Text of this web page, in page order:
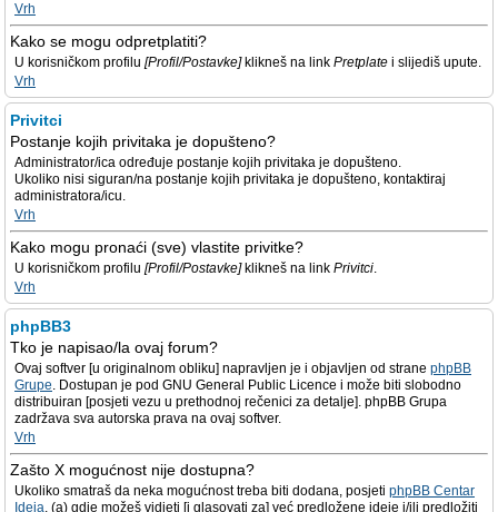
Vrh
Kako se mogu odpretplatiti?
U korisničkom profilu [Profil/Postavke]klikneš na link Pretplate i slijediš upute.
Vrh
Privitci
Postanje kojih privitaka je dopušteno?
Administrator/ica određuje postanje kojih privitaka je dopušteno.
Ukoliko nisi siguran/na postanje kojih privitaka je dopušteno, kontaktiraj
administratora/icu.
Vrh
Kako mogu pronaći (sve) vlastite privitke?
U korisničkom profilu [Profil/Postavke]klikneš na link Privitci.
Vrh
phpBB3
Tko je napisao/la ovaj forum?
Ovaj softver [u originalnom obliku] napravljen je i objavljen od strane phpBB
Grupe. Dostupan je pod GNU General Public Licence i može biti slobodno
distribuiran [posjeti vezu u prethodnoj rečenici za detalje]. phpBB Grupa
zadržava sva autorska prava na ovaj softver.
Vrh
Zašto X mogućnost nije dostupna?
Ukoliko smatraš da neka mogućnost treba biti dodana, posjeti phpBB Centar
Ideja, (a) gdje možeš vidjeti [i glasovati za] već predložene ideje i/ili predložiti